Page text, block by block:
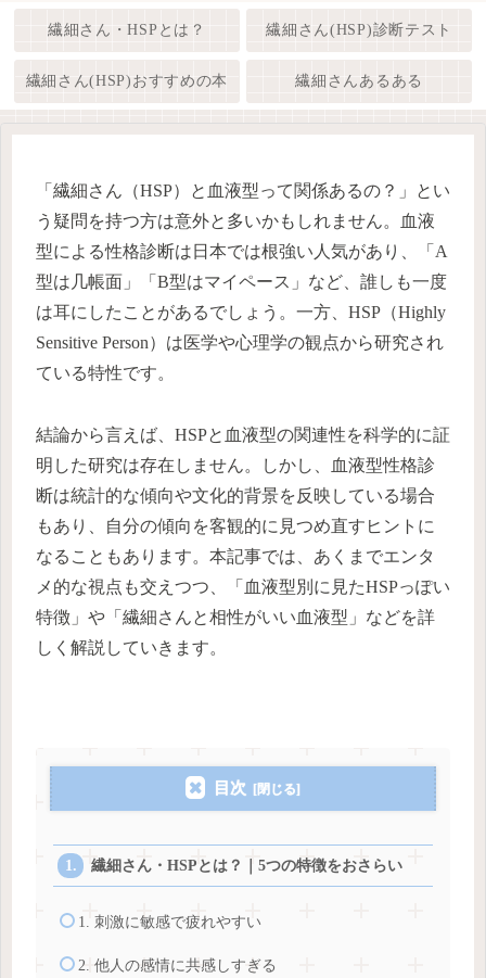
繊細さん・HSPとは？ 繊細さん(HSP)診断テスト
繊細さん(HSP)おすすめの本 繊細さんあるある
「繊細さん（HSP）と血液型って関係あるの？」とい
う疑問を持つ方は意外と多いかもしれません。血液
型による性格診断は日本では根強い人気があり、「A
型は几帳面」「B型はマイペース」など、誰しも一度
は耳にしたことがあるでしょう。一方、HSP（Highly
Sensitive Person）は医学や心理学の観点から研究され
ている特性です。
結論から言えば、HSPと血液型の関連性を科学的に証
明した研究は存在しません。しかし、血液型性格診
断は統計的な傾向や文化的背景を反映している場合
もあり、自分の傾向を客観的に見つめ直すヒントに
なることもあります。本記事では、あくまでエンタ
メ的な視点も交えつつ、「血液型別に見たHSPっぽい
特徴」や「繊細さんと相性がいい血液型」などを詳
しく解説していきます。
目次
繊細さん・HSPとは？｜5つの特徴をおさらい
1. 刺激に敏感で疲れやすい
2. 他人の感情に共感しすぎる